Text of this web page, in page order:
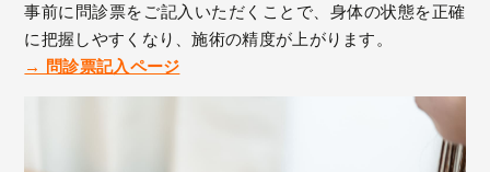
事前に問診票をご記入いただくことで、身体の状態を正確
に把握しやすくなり、施術の精度が上がります。
→ 問診票記入ページ